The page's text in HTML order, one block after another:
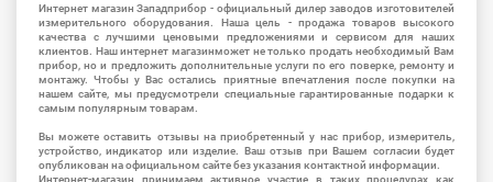
Интернет магазин Западприбор - официальный дилер заводов изготовителей
измерительного оборудования. Наша цель - продажа товаров высокого
качества с лучшими ценовыми предложениями и сервисом для наших
клиентов. Наш интернет магазинможет не только продать необходимый Вам
прибор, но и предложить дополнительные услуги по его поверке, ремонту и
монтажу. Чтобы у Вас остались приятные впечатления после покупки на
нашем сайте, мы предусмотрели специальные гарантированные подарки к
самым популярным товарам.
Вы можете оставить отзывы на приобретенный у нас прибор, измеритель,
устройство, индикатор или изделие. Ваш отзыв при Вашем согласии будет
опубликован на официальном сайте без указания контактной информации.
Интернет-магазин принимаем активное участие в таких процедурах как